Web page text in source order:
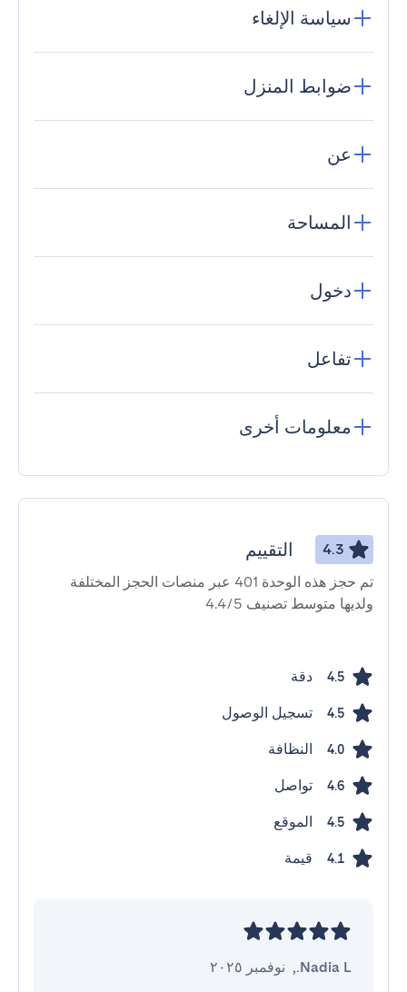
سياسة الإلغاء
ضوابط المنزل
عن
المساحة
دخول
تفاعل
معلومات أخرى
4.3 التقييم
تم حجز هذه الوحدة 401 عبر منصات الحجز المختلفة
ولديها متوسط ​​تصنيف 4.4/5
4.5 دقة
4.5 تسجيل الوصول
4.0 النظافة
4.6 تواصل
4.5 الموقع
4.1 قيمة
Nadia L.
, نوفمبر ٢٠٢٥